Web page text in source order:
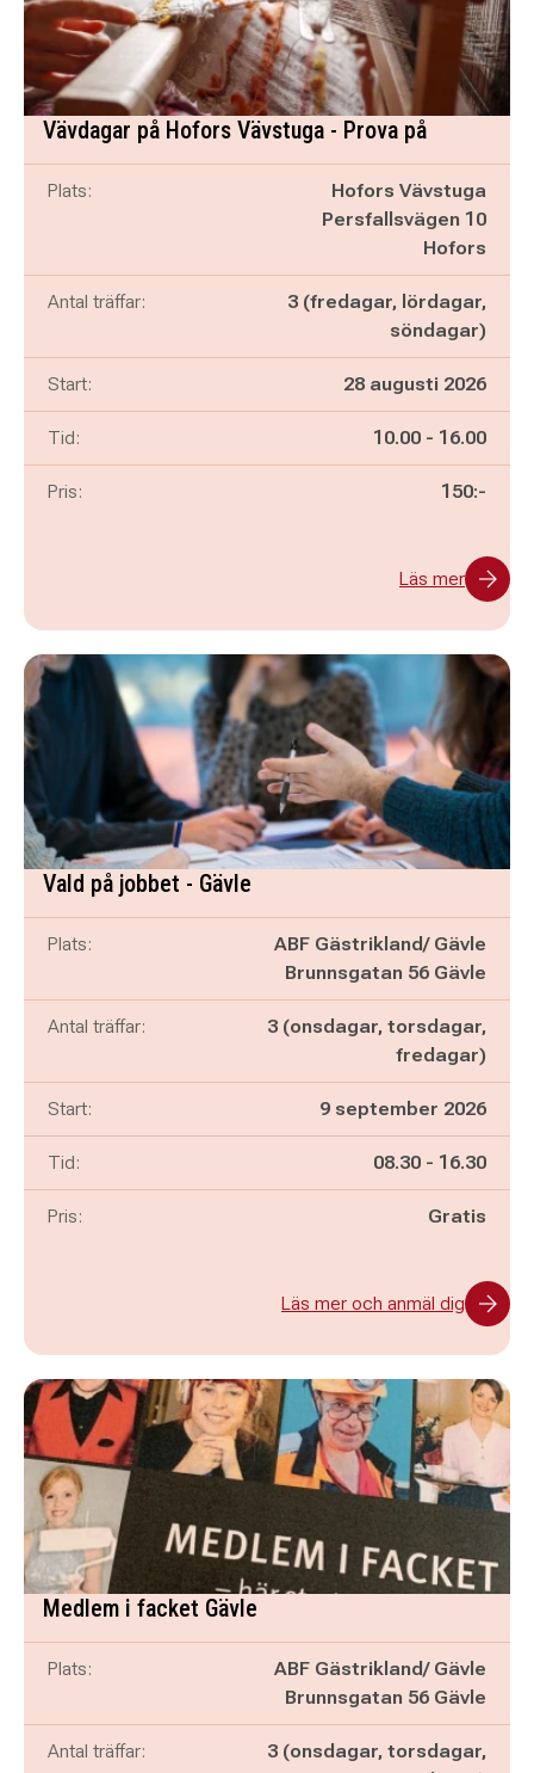
Vävdagar på Hofors Vävstuga - Prova på
Plats:
Hofors Vävstuga
Persfallsvägen 10
Hofors
Antal träffar:
3 (fredagar, lördagar,
söndagar)
Start: 28 augusti 2026
Tid: Pågår mellan
10.00 - och
16.00
Pris: 150:-
Läs mer
Vald på jobbet - Gävle
Plats:
ABF Gästrikland/ Gävle
Brunnsgatan 56 Gävle
Antal träffar:
3 (onsdagar, torsdagar,
fredagar)
Start: 9 september 2026
Tid: Pågår mellan
08.30 - och
16.30
Pris: Gratis
Läs mer och anmäl dig
Medlem i facket Gävle
Plats:
ABF Gästrikland/ Gävle
Brunnsgatan 56 Gävle
Antal träffar:
3 (onsdagar, torsdagar,